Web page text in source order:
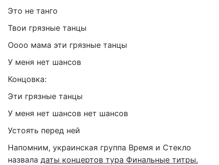
Это не танго
Твои грязные танцы
Оооо мама эти грязные танцы
У меня нет шансов
Концовка:
Эти грязные танцы
У меня нет шансов нет шансов
Устоять перед ней
Напомним, украинская группа Время и Стекло
назвала даты концертов тура Финальные титры.